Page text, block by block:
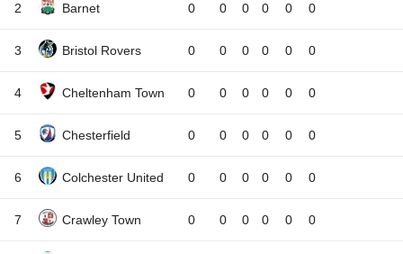
2 Barnet 0 0 0 0 0 0
3 Bristol Rovers 0 0 0 0 0 0
4 Cheltenham Town 0 0 0 0 0 0
5 Chesterfield 0 0 0 0 0 0
6 Colchester United 0 0 0 0 0 0
7 Crawley Town 0 0 0 0 0 0